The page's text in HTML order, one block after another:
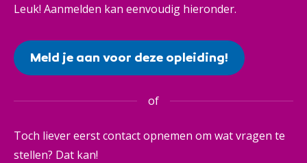
Leuk! Aanmelden kan eenvoudig hieronder.
Meld je aan voor deze opleiding!
of
Toch liever eerst contact opnemen om wat vragen te
stellen? Dat kan!